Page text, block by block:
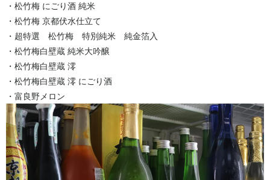
・松竹梅 にごり酒 純米
・松竹梅 京都伏水仕立て
・超特選 松竹梅 特別純米 純金箔入
・松竹梅白壁蔵 純米大吟醸
・松竹梅白壁蔵 澪
・松竹梅白壁蔵 澪 にごり酒
・富良野メロン